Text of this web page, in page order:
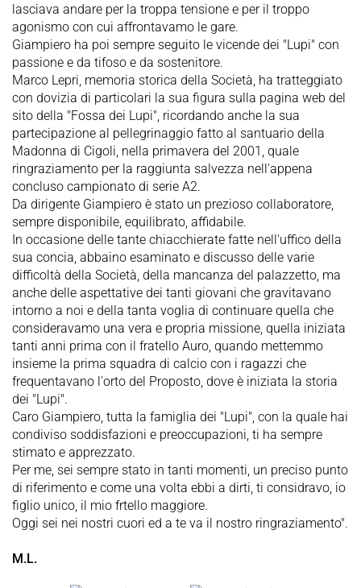
lasciava andare per la troppa tensione e per il troppo
agonismo con cui affrontavamo le gare.
Giampiero ha poi sempre seguito le vicende dei "Lupi" con
passione e da tifoso e da sostenitore.
Marco Lepri, memoria storica della Società, ha tratteggiato
con dovizia di particolari la sua figura sulla pagina web del
sito della "Fossa dei Lupi", ricordando anche la sua
partecipazione al pellegrinaggio fatto al santuario della
Madonna di Cigoli, nella primavera del 2001, quale
ringraziamento per la raggiunta salvezza nell'appena
concluso campionato di serie A2.
Da dirigente Giampiero è stato un prezioso collaboratore,
sempre disponibile, equilibrato, affidabile.
In occasione delle tante chiacchierate fatte nell'uffico della
sua concia, abbaino esaminato e discusso delle varie
difficoltà della Società, della mancanza del palazzetto, ma
anche delle aspettative dei tanti giovani che gravitavano
intorno a noi e della tanta voglia di continuare quella che
consideravamo una vera e propria missione, quella iniziata
tanti anni prima con il fratello Auro, quando mettemmo
insieme la prima squadra di calcio con i ragazzi che
frequentavano l'orto del Proposto, dove è iniziata la storia
dei "Lupi".
Caro Giampiero, tutta la famiglia dei "Lupi", con la quale hai
condiviso soddisfazioni e preoccupazioni, ti ha sempre
stimato e apprezzato.
Per me, sei sempre stato in tanti momenti, un preciso punto
di riferimento e come una volta ebbi a dirti, ti considravo, io
figlio unico, il mio frtello maggiore.
Oggi sei nei nostri cuori ed a te va il nostro ringraziamento".
M.L.